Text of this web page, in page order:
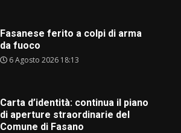
Fasanese ferito a colpi di arma
da fuoco
6 Agosto 2026 18:13
Carta d’identità: continua il piano
di aperture straordinarie del
Comune di Fasano